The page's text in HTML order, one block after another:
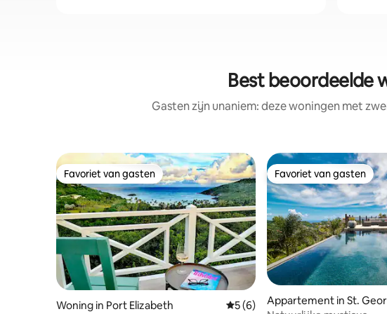
Best beoordeelde
Gasten zijn unaniem: deze woningen met
Favoriet van gasten
Favoriet van gasten
Woning in Port Elizabeth Gemiddelde beoordeling van 5
5 (6)
Favoriet van gasten
Favoriet van gasten
Appartement in St.